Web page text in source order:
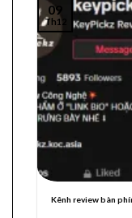
Kênh review bàn
09
Th12